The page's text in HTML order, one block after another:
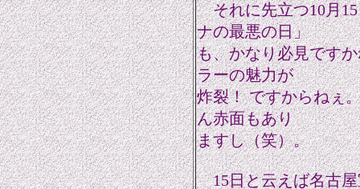
それに先立つ10月
ナの最悪の日」
も、かなり必見です
ラーの魅力が
炸裂！ ですからねぇ
ん赤面もあり
ますし（笑）。
15日と云えば名古屋